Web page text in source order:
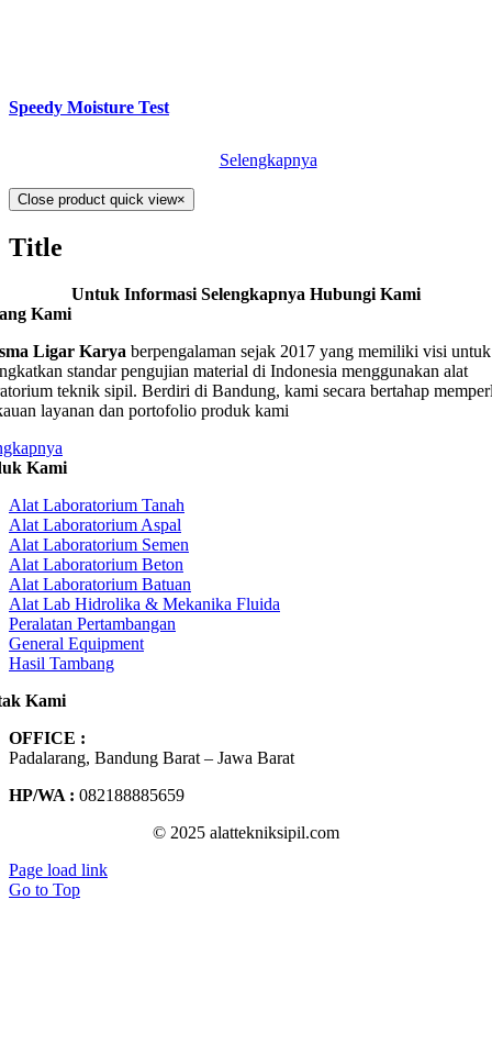
Speedy Moisture Test
Selengkapnya
Close product quick view×
Title
Untuk Informasi Selengkapnya Hubungi Kami
Kami
Ligar Karya berpengalaman sejak 2017 yang memiliki visi untuk
standar pengujian material di Indonesia menggunakan alat
teknik sipil. Berdiri di Bandung, kami secara bertahap
layanan dan portofolio produk kami
Kami
Alat Laboratorium Tanah
Alat Laboratorium Aspal
Alat Laboratorium Semen
Alat Laboratorium Beton
Alat Laboratorium Batuan
Alat Lab Hidrolika & Mekanika Fluida
Peralatan Pertambangan
General Equipment
Hasil Tambang
Kami
OFFICE :
Padalarang, Bandung Barat – Jawa Barat
HP/WA : 082188885659
© 2025 alattekniksipil.com
Page load link
Go to Top